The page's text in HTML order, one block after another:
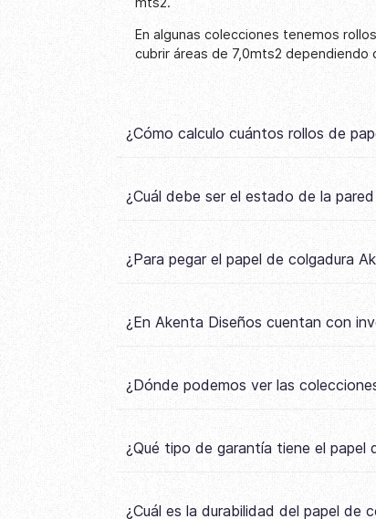
En algunas colecciones tenemos
cubrir áreas de 7,0mts2
¿Cómo calculo cuántos rollos de
¿Cuál debe ser el estado de la
¿Para pegar el papel de colgadura
¿En Akenta Diseños cuentan con
¿Dónde podemos ver las
¿Qué tipo de garantía tiene el papel
¿Cuál es la durabilidad del papel de